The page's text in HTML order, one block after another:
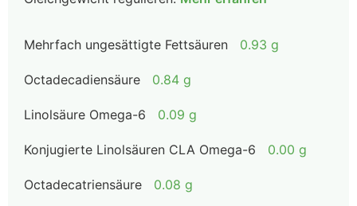
Mehrfach ungesättigte Fettsäuren 0.93 g
Octadecadiensäure 0.84 g
Linolsäure Omega-6 0.09 g
Konjugierte Linolsäuren CLA Omega-6 0.00 g
Octadecatriensäure 0.08 g